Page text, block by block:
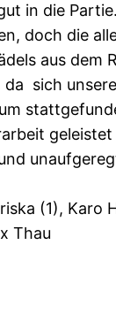
in die
doch die
aus dem
sich
(1), Karo
Thau